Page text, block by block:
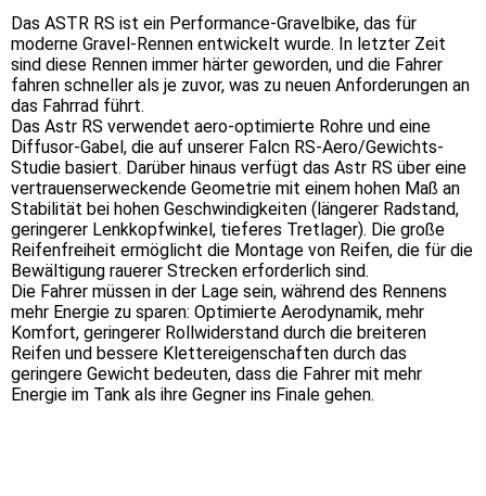
Das ASTR RS ist ein Performance-Gravelbike, das für
moderne Gravel-Rennen entwickelt wurde. In letzter Zeit
sind diese Rennen immer härter geworden, und die Fahrer
fahren schneller als je zuvor, was zu neuen Anforderungen an
das Fahrrad führt.
Das Astr RS verwendet aero-optimierte Rohre und eine
Diffusor-Gabel, die auf unserer Falcn RS-Aero/Gewichts-
Studie basiert. Darüber hinaus verfügt das Astr RS über eine
vertrauenserweckende Geometrie mit einem hohen Maß an
Stabilität bei hohen Geschwindigkeiten (längerer Radstand,
geringerer Lenkkopfwinkel, tieferes Tretlager). Die große
Reifenfreiheit ermöglicht die Montage von Reifen, die für die
Bewältigung rauerer Strecken erforderlich sind.
Die Fahrer müssen in der Lage sein, während des Rennens
mehr Energie zu sparen: Optimierte Aerodynamik, mehr
Komfort, geringerer Rollwiderstand durch die breiteren
Reifen und bessere Klettereigenschaften durch das
geringere Gewicht bedeuten, dass die Fahrer mit mehr
Energie im Tank als ihre Gegner ins Finale gehen.